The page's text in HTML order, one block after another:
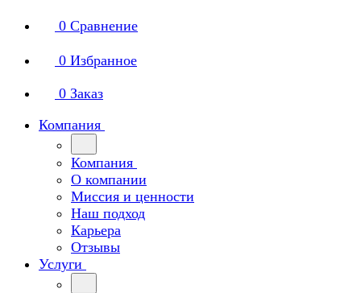
0 Сравнение
0 Избранное
0 Заказ
Компания
Компания
О компании
Миссия и ценности
Наш подход
Карьера
Отзывы
Услуги